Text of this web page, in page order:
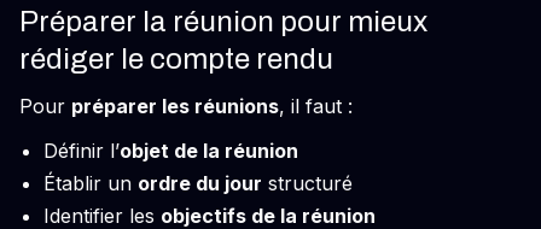
Préparer la réunion pour mieux
rédiger le compte rendu
Pour préparer les réunions, il faut :
Définir l’objet de la réunion
Établir un ordre du jour structuré
Identifier les objectifs de la réunion